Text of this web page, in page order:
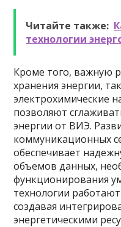
Читайте также:
технологии
Кроме того, важную
хранения энергии,
электрохимические
позволяют
энергии от ВИЭ.
коммуникационных
обеспечивает
объемов данных,
функционирования
технологии
создавая
энергетическими